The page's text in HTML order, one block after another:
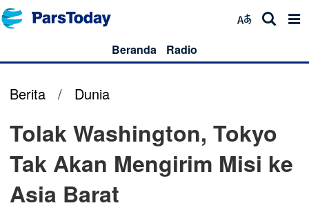
Beranda Radio
Berita / Dunia
Tolak Washington, Tokyo
Tak Akan Mengirim Misi ke
Asia Barat